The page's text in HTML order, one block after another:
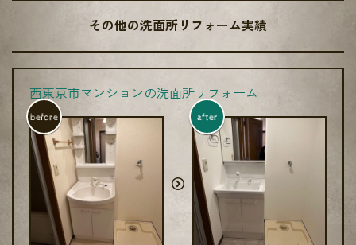
その他の洗面所リフォーム実績
西東京市マンションの洗面所リフォーム
before after